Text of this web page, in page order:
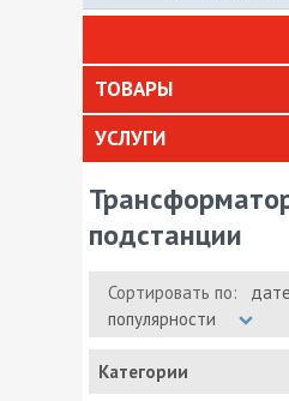
ТОВАРЫ
УСЛУГИ
подстанции
Сортировать по:
дате
популярности
Категории